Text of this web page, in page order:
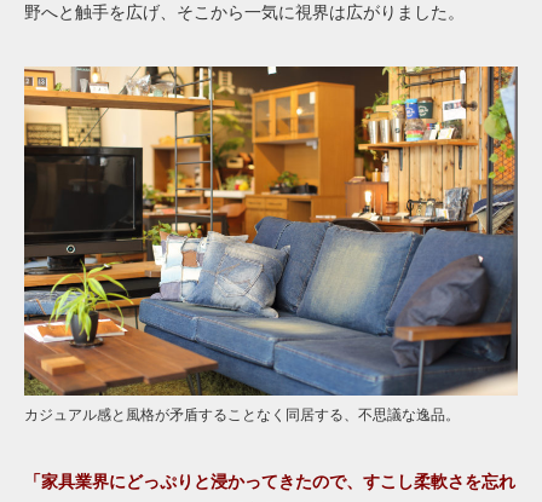
野へと触手を広げ、そこから一気に視界は広がりました。
カジュアル感と風格が矛盾することなく同居する、不思議な逸品。
「家具業界にどっぷりと浸かってきたので、すこし柔軟さを忘れ